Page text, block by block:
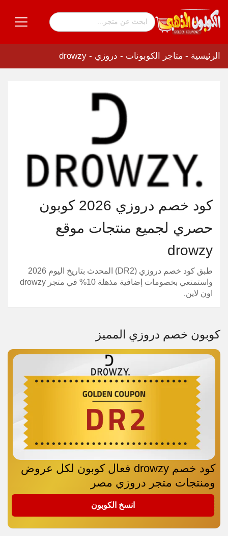
الرئيسية - متاجر الكوبونات - دروزي - drowzy
كود خصم دروزي 2026 كوبون
حصري لجميع منتجات موقع
drowzy
طبق كود خصم دروزي (DR2) المحدث بتاريخ اليوم 2026
واستمتعي بخصومات إضافية مذهلة 10% في متجر drowzy
اون لاين.
كوبون خصم دروزي المميز
كود خصم drowzy فعال كوبون لكل عروض
ومنتجات متجر دروزي مصر
انسخ الكوبون